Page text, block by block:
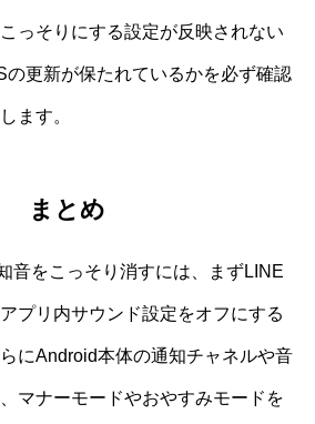
っそりにする設定が反映されない
の更新が保たれているかを必ず確認
ます。
まとめ
音をこっそり消すには、まずLINE
プリ内サウンド設定をオフにする
にAndroid本体の通知チャネルや音
マナーモードやおやすみモードを